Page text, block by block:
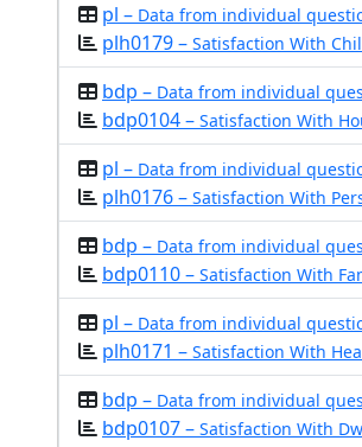
pl – Data from individual
plh0179 – Satisfaction With
bdp – Data from individual
bdp0104 – Satisfaction With
pl – Data from individual
plh0176 – Satisfaction With
bdp – Data from individual
bdp0110 – Satisfaction With
pl – Data from individual
plh0171 – Satisfaction With
bdp – Data from individual
bdp0107 – Satisfaction With